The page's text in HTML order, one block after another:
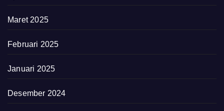
Maret 2025
Februari 2025
Januari 2025
Desember 2024